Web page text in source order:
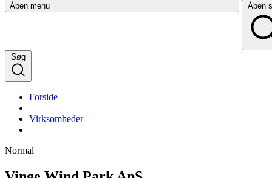
Åben menu Åben
Søg
Forside
Virksomheder
Normal